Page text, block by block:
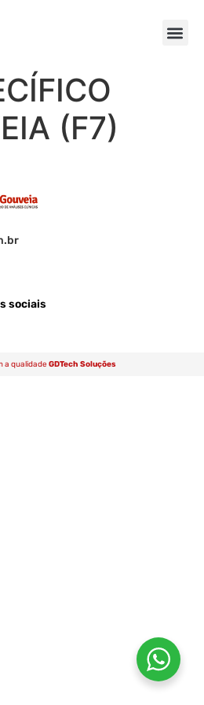
(F7)
sociais
a qualidade GDTech Soluções